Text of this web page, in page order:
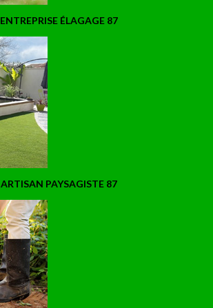
ENTREPRISE ÉLAGAGE 87
ARTISAN PAYSAGISTE 87